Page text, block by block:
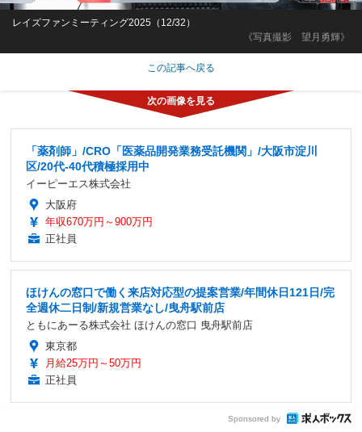
《写真撮影 望月勇輝》
レイズファンミーティング2025（12/32）
この記事へ戻る
「薬剤師」/CRO「医薬品開発業務受託機関」/大阪市淀川
区/20代-40代積極採用中
イーピーエス株式会社
大阪府
年収670万円～900万円
正社員
ほけんの窓口で働く来店対応型の提案営業/年間休日121日/完
全週休二日制/新規営業なし/曳舟駅前店
ともにあーる株式会社 ほけんの窓口 曳舟駅前店
東京都
月給25万円～50万円
正社員
Sponsored by